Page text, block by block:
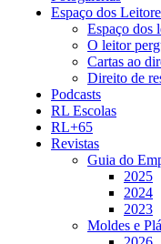
Espaço dos
Espaço dos
O leitor
Cartas ao
Direito de
Podcasts
RL Escolas
RL+65
Revistas
Guia do
2025
2024
2023
Moldes e